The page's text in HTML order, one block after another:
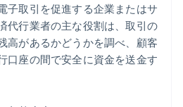
子取引を促進する企業またはサ
代行業者の主な役割は、取引の
高があるかどうかを調べ、顧客
口座の間で安全に資金を送金す